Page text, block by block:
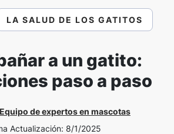
LA SALUD DE LOS GATITOS
a un gatito:
paso a paso
Equipo de expertos en mascotas
Actualización: 8/1/2025